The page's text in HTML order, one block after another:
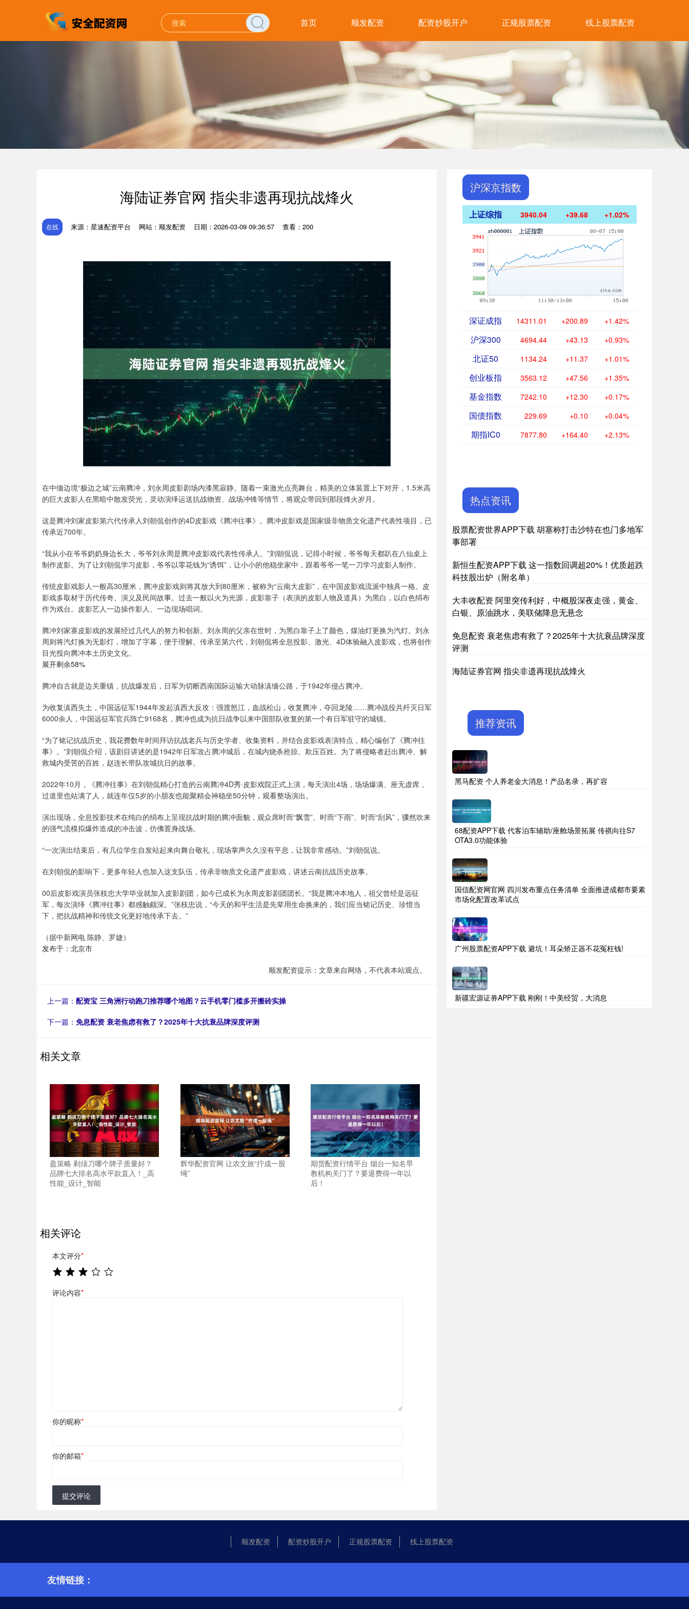
首页 顺发配资 配资炒股开户 正规股票配资 线上股票配资
海陆证券官网 指尖非遗再现抗战烽火
在线 来源：星速配资平台 网站：顺发配资 日期：2026-03-09 09:36:57 查看：200
在中缅边境“极边之城”云南腾冲，刘永周皮影剧场内漆黑寂静。随着一束激光点亮舞台，精美的立体装置上下对开，1.5米高
的巨大皮影人在黑暗中散发荧光，灵动演绎运送抗战物资、战场冲锋等情节，将观众带回到那段烽火岁月。
这是腾冲刘家皮影第六代传承人刘朝侃创作的4D皮影戏《腾冲往事》。腾冲皮影戏是国家级非物质文化遗产代表性项目，已
传承近700年。
“我从小在爷爷奶奶身边长大，爷爷刘永周是腾冲皮影戏代表性传承人。”刘朝侃说，记得小时候，爷爷每天都趴在八仙桌上
制作皮影。为了让刘朝侃学习皮影，爷爷以零花钱为“诱饵”，让小小的他稳坐家中，跟着爷爷一笔一刀学习皮影人制作。
传统皮影戏影人一般高30厘米，腾冲皮影戏则将其放大到80厘米，被称为“云南大皮影”，在中国皮影戏流派中独具一格。皮
影戏多取材于历代传奇、演义及民间故事。过去一般以火为光源，皮影靠子（表演的皮影人物及道具）为黑白，以白色绢布
作为戏台。皮影艺人一边操作影人、一边现场唱词。
腾冲刘家寨皮影戏的发展经过几代人的努力和创新。刘永周的父亲在世时，为黑白靠子上了颜色，煤油灯更换为汽灯。刘永
周则将汽灯换为无影灯，增加了字幕，便于理解。传承至第六代，刘朝侃将全息投影、激光、4D体验融入皮影戏，也将创作
目光投向腾冲本土历史文化。
展开剩余58%
腾冲自古就是边关重镇，抗战爆发后，日军为切断西南国际运输大动脉滇缅公路，于1942年侵占腾冲。
为收复滇西失土，中国远征军1944年发起滇西大反攻：强渡怒江，血战松山，收复腾冲，夺回龙陵……腾冲战役共歼灭日军
6000余人，中国远征军官兵阵亡9168名，腾冲也成为抗日战争以来中国部队收复的第一个有日军驻守的城镇。
“为了铭记抗战历史，我花费数年时间拜访抗战老兵与历史学者、收集资料，并结合皮影戏表演特点，精心编创了《腾冲往
事》。”刘朝侃介绍，该剧目讲述的是1942年日军攻占腾冲城后，在城内烧杀抢掠、欺压百姓。为了将侵略者赶出腾冲、解
救城内受苦的百姓，赵连长带队攻城抗日的故事。
2022年10月，《腾冲往事》在刘朝侃精心打造的云南腾冲4D秀·皮影戏院正式上演，每天演出4场，场场爆满、座无虚席，
过道里也站满了人，就连年仅5岁的小朋友也能聚精会神稳坐50分钟，观看整场演出。
演出现场，全息投影技术在纯白的绢布上呈现抗战时期的腾冲面貌，观众席时而“飘雪”、时而“下雨”、时而“刮风”，骤然吹来
的强气流模拟爆炸造成的冲击波，仿佛置身战场。
“一次演出结束后，有几位学生自发站起来向舞台敬礼，现场掌声久久没有平息，让我非常感动。”刘朝侃说。
在刘朝侃的影响下，更多年轻人也加入这支队伍，传承非物质文化遗产皮影戏，讲述云南抗战历史故事。
00后皮影戏演员张枝忠大学毕业就加入皮影剧团，如今已成长为永周皮影剧团团长。“我是腾冲本地人，祖父曾经是远征
军，每次演绎《腾冲往事》都感触颇深。”张枝忠说，“今天的和平生活是先辈用生命换来的，我们应当铭记历史、珍惜当
下，把抗战精神和传统文化更好地传承下去。”
（据中新网电 陈静、罗婕）
发布于：北京市
顺发配资提示：文章来自网络，不代表本站观点。
上一篇： 配资宝 三角洲行动跑刀推荐哪个地图？云手机零门槛多开搬砖实操
下一篇： 免息配资 衰老焦虑有救了？2025年十大抗衰品牌深度评测
相关文章
盈策略 剃须刀哪个牌子质量好？
品牌七大排名高水平款直入！_高
性能_设计_智能
辉华配资官网 让农文旅“拧成一股
绳”
期货配资行情平台 烟台一知名早
教机构关门了？要退费得一年以
后！
相关评论
本文评分*
评论内容*
你的昵称*
你的邮箱*
提交评论
沪深京指数
上证综指 3940.04 +39.68 +1.02%
深证成指 14311.01 +200.89 +1.42%
沪深300 4694.44 +43.13 +0.93%
北证50 1134.24 +11.37 +1.01%
创业板指 3563.12 +47.56 +1.35%
基金指数 7242.10 +12.30 +0.17%
国债指数 229.69 +0.10 +0.04%
期指IC0 7877.80 +164.40 +2.13%
热点资讯
股票配资世界APP下载 胡塞称打击沙特在也门多地军
事部署
新恒生配资APP下载 这一指数回调超20%！优质超跌
科技股出炉（附名单）
大丰收配资 阿里突传利好，中概股深夜走强，黄金、
白银、原油跳水，美联储降息无悬念
免息配资 衰老焦虑有救了？2025年十大抗衰品牌深度
评测
海陆证券官网 指尖非遗再现抗战烽火
推荐资讯
黑马配资 个人养老金大消息！产品名录，再扩容
68配资APP下载 代客泊车辅助/座舱场景拓展 传祺向往S7
OTA3.0功能体验
国信配资网官网 四川发布重点任务清单 全面推进成都市要素
市场化配置改革试点
广州股票配资APP下载 避坑！耳朵矫正器不花冤枉钱!
新疆宏源证券APP下载 刚刚！中美经贸，大消息
顺发配资 配资炒股开户 正规股票配资 线上股票配资
友情链接：